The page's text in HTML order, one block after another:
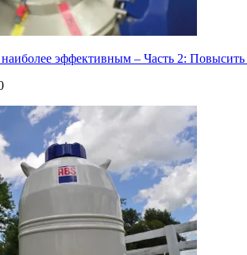
наиболее эффективным – Часть 2: